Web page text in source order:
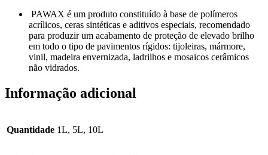
PAWAX é um produto constituído à base de polímeros
acrílicos, ceras sintéticas e aditivos especiais, recomendado
para produzir um acabamento de proteção de elevado brilho
em todo o tipo de pavimentos rígidos: tijoleiras, mármore,
vinil, madeira envernizada, ladrilhos e mosaicos cerâmicos
não vidrados.
Informação adicional
Quantidade 1L, 5L, 10L